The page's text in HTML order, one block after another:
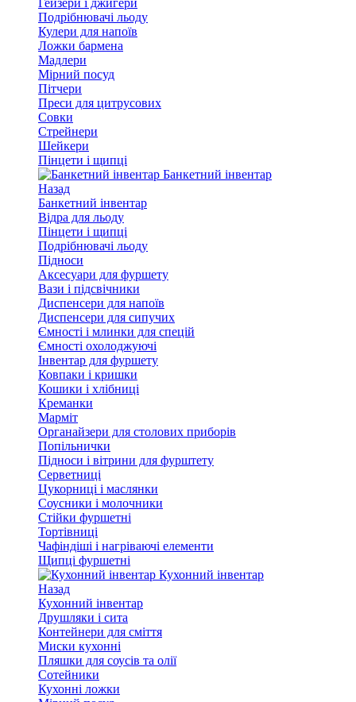
Подрібнювачі льоду
Кулери для напоїв
Ложки бармена
Мадлери
Мірний посуд
Пітчери
Преси для цитрусових
Совки
Стрейнери
Шейкери
Пінцети і щипці
Банкетний інвентар
Назад
Банкетний інвентар
Відра для льоду
Пінцети і щипці
Подрібнювачі льоду
Підноси
Аксесуари для фуршету
Вази і підсвічники
Диспенсери для напоїв
Диспенсери для сипучих
Ємності і млинки для спецій
Ємності охолоджуючі
Інвентар для фуршету
Ковпаки і кришки
Кошики і хлібниці
Креманки
Марміт
Органайзери для столових приборів
Попільнички
Підноси і вітрини для фурштету
Серветниці
Цукорниці і маслянки
Соусники і молочники
Стійки фуршетні
Тортівниці
Чафіндіші і нагріваючі елементи
Щипці фуршетні
Кухонний інвентар
Назад
Кухонний інвентар
Друшляки і сита
Контейнери для сміття
Миски кухонні
Пляшки для соусів та олії
Сотейники
Кухонні ложки